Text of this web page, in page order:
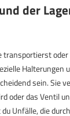
der
transportierst
Halterungen
sein. Sie
oder das Ventil
Unfälle, die